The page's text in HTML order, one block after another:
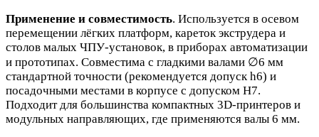
Применение и совместимость. Используется в осевом
перемещении лёгких платформ, кареток экструдера и
столов малых ЧПУ‑установок, в приборах автоматизации
и прототипах. Совместима с гладкими валами ∅6 мм
стандартной точности (рекомендуется допуск h6) и
посадочными местами в корпусе с допуском H7.
Подходит для большинства компактных 3D‑принтеров и
модульных направляющих, где применяются валы 6 мм.